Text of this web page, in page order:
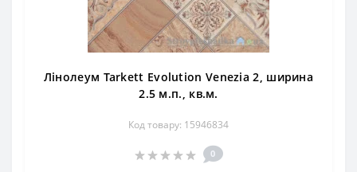
Лінолеум Tarkett Evolution Venezia 2, ширина
2.5 м.п., кв.м.
Код товару: 15946834
0